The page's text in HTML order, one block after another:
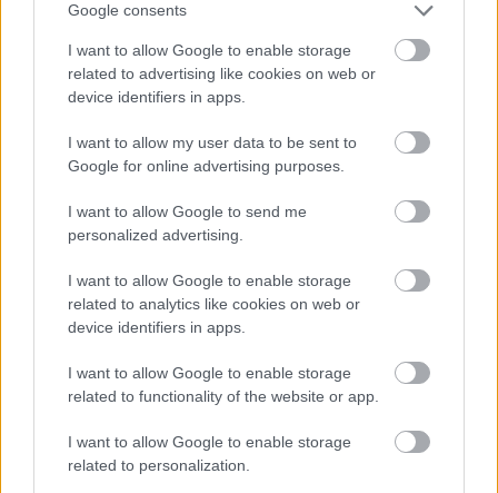
Google consents
I want to allow Google to enable storage
related to advertising like cookies on web or
device identifiers in apps.
I want to allow my user data to be sent to
Google for online advertising purposes.
I want to allow Google to send me
personalized advertising.
I want to allow Google to enable storage
related to analytics like cookies on web or
device identifiers in apps.
I want to allow Google to enable storage
related to functionality of the website or app.
I want to allow Google to enable storage
related to personalization.
rögzítőpontokat kapott a törzse és szárnyai alá, mint
egyszer használatos zuhanóbombázó.
Tokkotainem
sok reményt ébresztett az invázió elhárítására
készülő japán hadvezetésben, ezért ideje röviden
kitérni az okokra is. A haditengerészet műszaki
végzettségű, elismerésre vágyó fiatal tisztjei már
1943-ban öngyilkos torpedók és motorcsónakok